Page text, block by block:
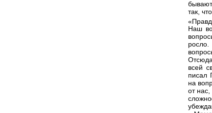
так,
Наш
всей
писал
на
от